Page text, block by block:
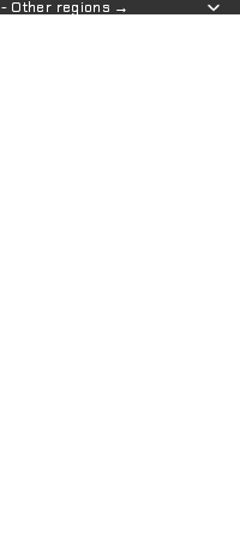
- Other regions →
- Other regions →